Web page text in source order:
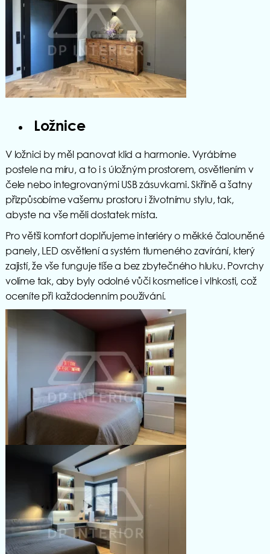
Ložnice
V ložnici by měl panovat klid a harmonie. Vyrábíme
postele na míru, a to i s úložným prostorem, osvětlením v
čele nebo integrovanými USB zásuvkami. Skříně a šatny
přizpůsobíme vašemu prostoru i životnímu stylu, tak,
abyste na vše měli dostatek místa.
Pro větší komfort doplňujeme interiéry o měkké čalouněné
panely, LED osvětlení a systém tlumeného zavírání, který
zajistí, že vše funguje tiše a bez zbytečného hluku. Povrchy
volíme tak, aby byly odolné vůči kosmetice i vlhkosti, což
oceníte při každodenním používání.